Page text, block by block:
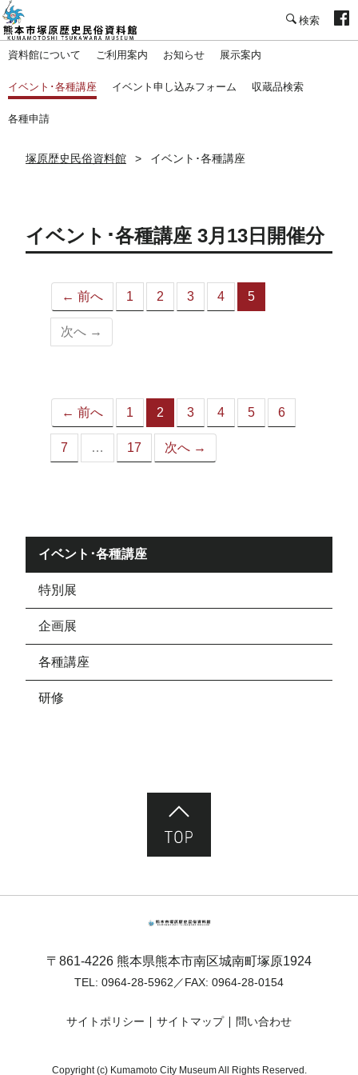
資料館について ご利用案内 お知らせ 展示案内
イベント･各種講座 イベント申し込みフォーム 収蔵品検索
各種申請
塚原歴史民俗資料館 イベント･各種講座
イベント･各種講座 3月13日開催分
← 前へ 1 2 3 4 5
次へ →
← 前へ 1 2
（こ
の
ペ
3 4 5 6
7 … 17 次へ →
イベント･各種講座
特別展
企画展
各種講座
研修
〒861-4226 熊本県熊本市南区城南町塚原1924
TEL: 0964-28-5962 ／FAX: 0964-28-0154
サイトポリシー サイトマップ 問い合わせ
Copyright (c) Kumamoto City Museum All Rights Reserved.